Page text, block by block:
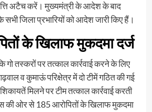
अटैच करें। मुख्यमंत्री के आदेश के बाद
सभी जिला प्रभारियों को आदेश जारी किए हैं।
के खिलाफ मुकदमा दर्ज
गो तस्करों पर तत्काल कार्रवाई करने के लिए
व कुमाऊं परिक्षेत्र में दो टीमें गठित की गई
मिलने पर टीम तत्काल कार्रवाई करती
की ओर से 185 आरोपितों के खिलाफ मुकदमा